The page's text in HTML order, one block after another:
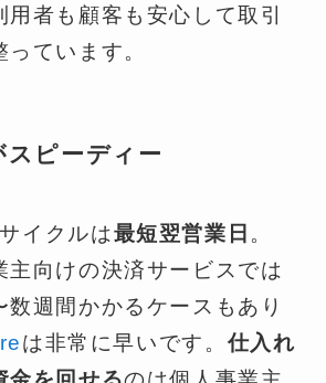
者も顧客も安心して取引
ています。
ピーディー
イクルは最短翌営業日 。
主向けの決済サービスでは
数週間かかるケースもあり
は非常に早いです。 仕入れ